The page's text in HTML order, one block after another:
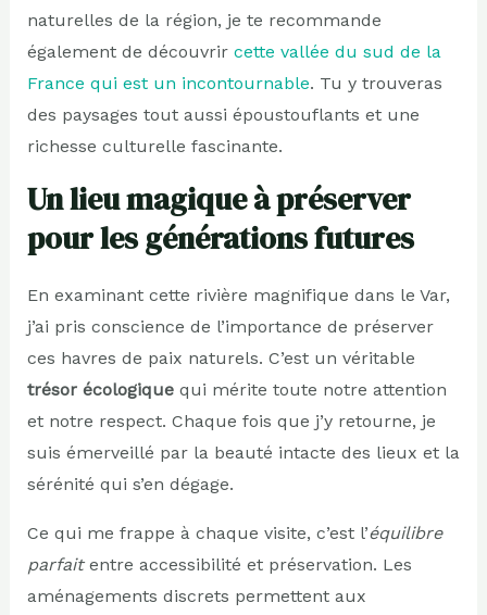
naturelles de la région, je te recommande
également de découvrir cette vallée du sud de la
France qui est un incontournable. Tu y trouveras
des paysages tout aussi époustouflants et une
richesse culturelle fascinante.
Un lieu magique à préserver
pour les générations futures
En examinant cette rivière magnifique dans le Var,
j’ai pris conscience de l’importance de préserver
ces havres de paix naturels. C’est un véritable
trésor écologiquequi mérite toute notre attention
et notre respect. Chaque fois que j’y retourne, je
suis émerveillé par la beauté intacte des lieux et la
sérénité qui s’en dégage.
Ce qui me frappe à chaque visite, c’est l’équilibre
parfaitentre accessibilité et préservation. Les
aménagements discrets permettent aux